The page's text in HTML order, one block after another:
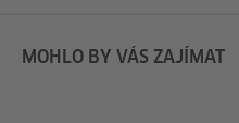
MOHLO BY VÁS ZAJÍMAT